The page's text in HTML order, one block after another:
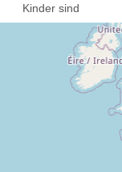
Kinder sind
willkommen!
Die (Kinder-)
Teilnehmerzahl